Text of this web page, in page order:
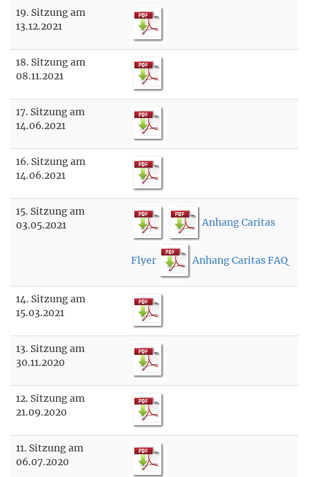
19. Sitzung am
13.12.2021
18. Sitzung am
08.11.2021
17. Sitzung am
14.06.2021
16. Sitzung am
14.06.2021
15. Sitzung am
03.05.2021
Anhang Caritas
Flyer Anhang Caritas FAQ
14. Sitzung am
15.03.2021
13. Sitzung am
30.11.2020
12. Sitzung am
21.09.2020
11. Sitzung am
06.07.2020